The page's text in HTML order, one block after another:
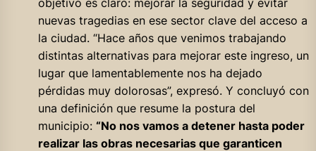
nuevas tragedias en ese sector clave del acceso a
la ciudad. “Hace años que venimos trabajando
distintas alternativas para mejorar este ingreso, un
lugar que lamentablemente nos ha dejado
pérdidas muy dolorosas”, expresó. Y concluyó con
una definición que resume la postura del
municipio: “No nos vamos a detener hasta poder
realizar las obras necesarias que garanticen